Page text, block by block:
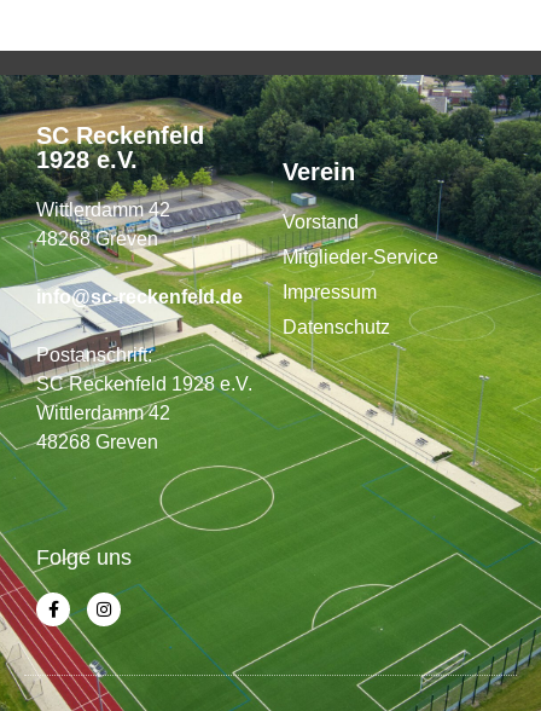
SC Reckenfeld
1928 e.V.
Wittlerdamm 42
48268 Greven
info@sc-reckenfeld.de
Postanschrift:
SC Reckenfeld 1928 e.V.
Wittlerdamm 42
48268 Greven
Verein
Vorstand
Mitglieder-Service
Impressum
Datenschutz
Folge uns